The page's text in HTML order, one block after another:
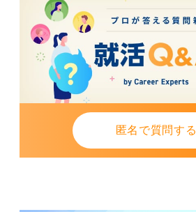
匿名で質問する